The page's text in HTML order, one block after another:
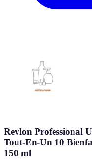
Revlon Professional
Tout-En-Un 10
150 ml